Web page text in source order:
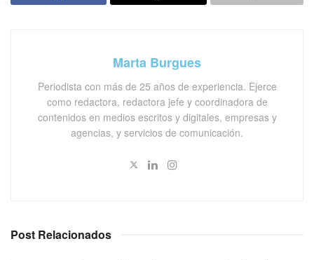
Marta Burgues
Periodista con más de 25 años de experiencia. Ejerce
como redactora, redactora jefe y coordinadora de
contenidos en medios escritos y digitales, empresas y
agencias, y servicios de comunicación.
Post Relacionados